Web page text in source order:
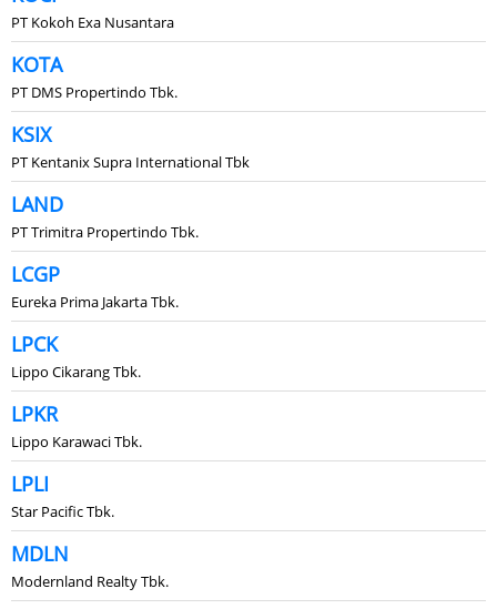
PT Kokoh Exa Nusantara
KOTA
PT DMS Propertindo Tbk.
KSIX
PT Kentanix Supra International Tbk
LAND
PT Trimitra Propertindo Tbk.
LCGP
Eureka Prima Jakarta Tbk.
LPCK
Lippo Cikarang Tbk.
LPKR
Lippo Karawaci Tbk.
LPLI
Star Pacific Tbk.
MDLN
Modernland Realty Tbk.